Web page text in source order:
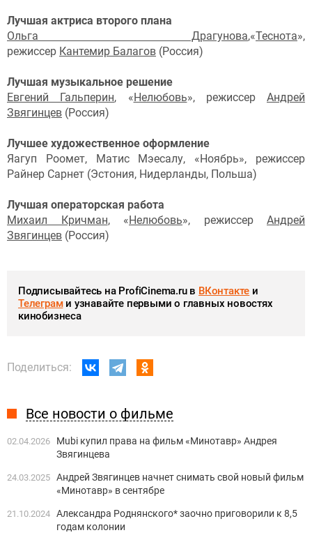
Лучшая актриса второго плана
Ольга Драгунова,«Теснота»,
режиссер Кантемир Балагов (Россия)
Лучшая музыкальное решение
Евгений Гальперин, «Нелюбовь», режиссер Андрей
Звягинцев (Россия)
Лучшее художественное оформление
Яагуп Роомет, Матис Мэесалу, «Ноябрь», режиссер
Райнер Сарнет (Эстония, Нидерланды, Польша)
Лучшая операторская работа
Михаил Кричман, «Нелюбовь», режиссер Андрей
Звягинцев (Россия)
Подписывайтесь на ProfiCinema.ru в ВКонтакте и
Телеграми узнавайте первыми о главных новостях
кинобизнеса
Поделиться:
Все новости о фильме
02.04.2026
Mubi купил права на фильм «Минотавр» Андрея
Звягинцева
24.03.2025 Андрей Звягинцев начнет снимать свой новый фильм
«Минотавр» в сентябре
21.10.2024 Александра Роднянского* заочно приговорили к 8,5
годам колонии